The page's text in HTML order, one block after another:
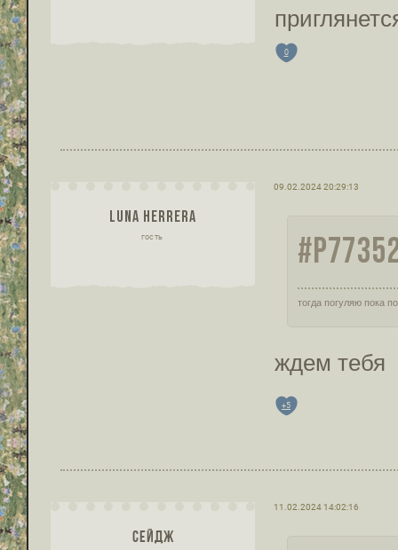
0
09.02.2024 20:29:13
LUNA HERRERA
гость
тогда погуляю пока
ждем тебя
+5
11.02.2024 14:02:16
СЕЙДЖ